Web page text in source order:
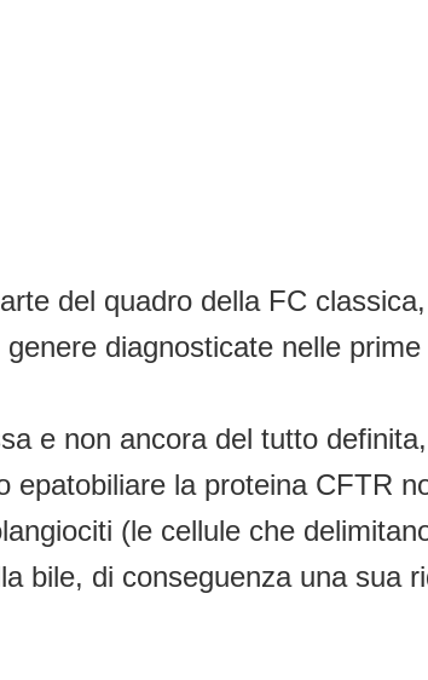
del quadro della FC
diagnosticate nelle
e non ancora del tutto
epatobiliare la proteina CFTR
(le cellule che
bile, di conseguenza una sua